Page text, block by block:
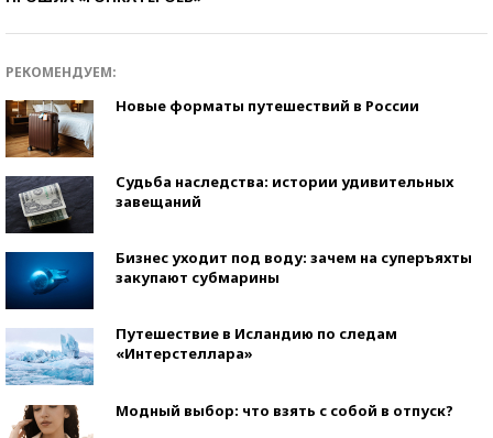
РЕКОМЕНДУЕМ:
Новые форматы путешествий в России
Судьба наследства: истории удивительных
завещаний
Бизнес уходит под воду: зачем на суперъяхты
закупают субмарины
Путешествие в Исландию по следам
«Интерстеллара»
Модный выбор: что взять с собой в отпуск?